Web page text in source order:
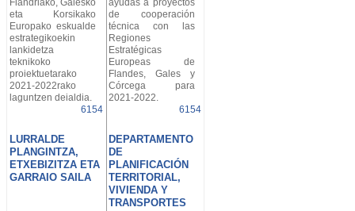
Flandriako, Galesko
eta Korsikako
Europako eskualde
estrategikoekin
lankidetza
teknikoko
proiektuetarako
2021-2022rako
laguntzen deialdia.
6154
ayudas a proyectos
de cooperación
técnica con las
Regiones
Estratégicas
Europeas de
Flandes, Gales y
Córcega para
2021-2022.
6154
LURRALDE
PLANGINTZA,
ETXEBIZITZA ETA
GARRAIO SAILA
DEPARTAMENTO
DE
PLANIFICACIÓN
TERRITORIAL,
VIVIENDA Y
TRANSPORTES